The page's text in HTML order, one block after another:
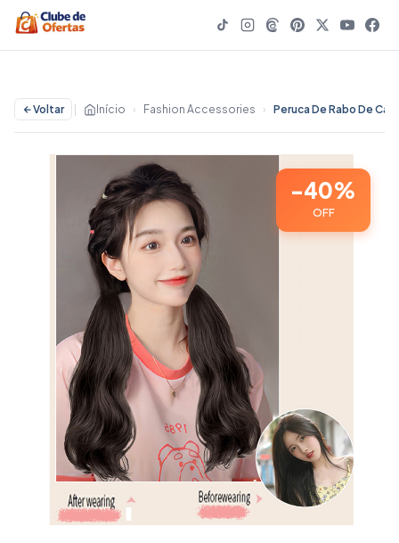
Voltar Início › Fashion Accessories ›
-40%
OFF